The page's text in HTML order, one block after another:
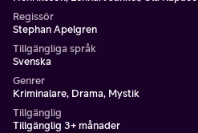
Regissör
Stephan Apelgren
Tillgängliga språk
Svenska
Genrer
Kriminalare, Drama, Mystik
Tillgänglig
Tillgänglig 3+ månader